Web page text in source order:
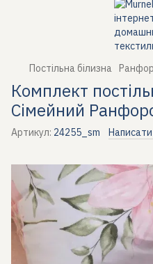
Постільна білизна
Комплект
Сімейний
Артикул: 24255_sm Написати